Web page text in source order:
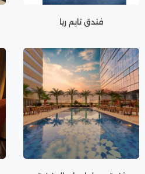
فندق تايم ربا